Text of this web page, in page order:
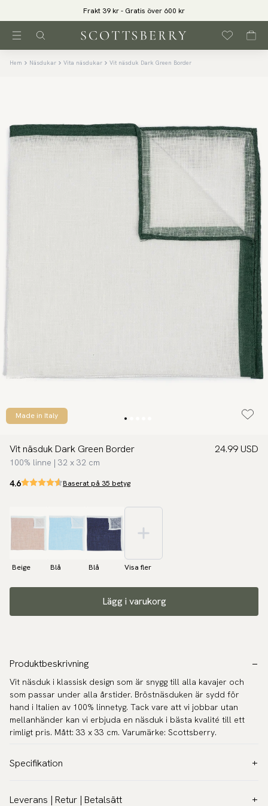
Frakt 39 kr - Gratis över 600 kr
Hem Näsdukar Vita näsdukar Vit näsduk Dark Green Border
Made in Italy
Vit näsduk Dark Green Border
100% linne | 32 x 32 cm
24.99 USD
4.6 Baserat på 35 betyg
Beige Blå Blå Visa fler
Lägg i varukorg
Produktbeskrivning
Vit näsduk i klassisk design som är snygg till alla kavajer och
som passar under alla årstider. Bröstnäsduken är sydd för
hand i Italien av 100% linnetyg. Tack vare att vi jobbar utan
mellanhänder kan vi erbjuda en näsduk i bästa kvalité till ett
rimligt pris. Mått: 33 x 33 cm. Varumärke: Scottsberry.
Specifikation
Mönster: Enfärgat
Leverans | Retur | Betalsätt